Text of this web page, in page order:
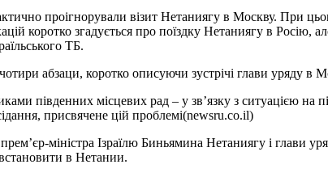
проігнорували візит Нетаниягу в Москву. При
коротко згадується про поїздку Нетаниягу в
ТБ.
абзаци, коротко описуючи зустрічі глави уряду в
південних місцевих рад – у зв’язку з ситуацією на
присвячене цій проблемі(newsru.co.il)
міністра Ізраїлю Биньямина Нетаниягу і глави
в Нетании.